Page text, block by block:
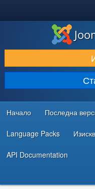
ИЗТЕГЛЯНЕ &
ОТКРИВАЙТЕ & УЧЕТЕ
ОБЩНОСТ & ПОДДРЪЖКА
РЕСУРСИ ЗА РАЗРАБОТКА
Начало Последна
Language Packs
API Documentation